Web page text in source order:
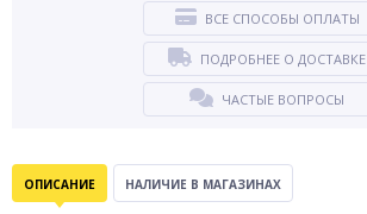
ВСЕ СПОСОБЫ ОПЛАТЫ
ПОДРОБНЕЕ О ДОСТАВКЕ
ЧАСТЫЕ ВОПРОСЫ
ОПИСАНИЕ НАЛИЧИЕ В МАГАЗИНАХ